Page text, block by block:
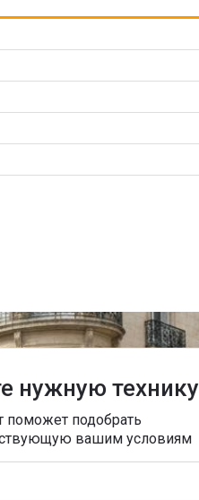
нужную технику
поможет подобрать
вашим условиям